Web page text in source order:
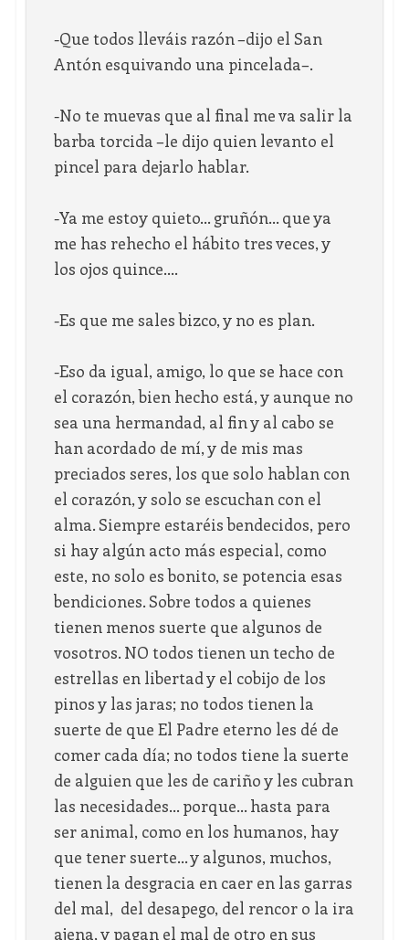
-Que todos lleváis razón –dijo el San
Antón esquivando una pincelada–.
-No te muevas que al final me va salir la
barba torcida –le dijo quien levanto el
pincel para dejarlo hablar.
-Ya me estoy quieto… gruñón… que ya
me has rehecho el hábito tres veces, y
los ojos quince….
-Es que me sales bizco, y no es plan.
-Eso da igual, amigo, lo que se hace con
el corazón, bien hecho está, y aunque no
sea una hermandad, al fin y al cabo se
han acordado de mí, y de mis mas
preciados seres, los que solo hablan con
el corazón, y solo se escuchan con el
alma. Siempre estaréis bendecidos, pero
si hay algún acto más especial, como
este, no solo es bonito, se potencia esas
bendiciones. Sobre todos a quienes
tienen menos suerte que algunos de
vosotros. NO todos tienen un techo de
estrellas en libertad y el cobijo de los
pinos y las jaras; no todos tienen la
suerte de que El Padre eterno les dé de
comer cada día; no todos tiene la suerte
de alguien que les de cariño y les cubran
las necesidades… porque… hasta para
ser animal, como en los humanos, hay
que tener suerte… y algunos, muchos,
tienen la desgracia en caer en las garras
del mal, del desapego, del rencor o la ira
ajena, y pagan el mal de otro en sus